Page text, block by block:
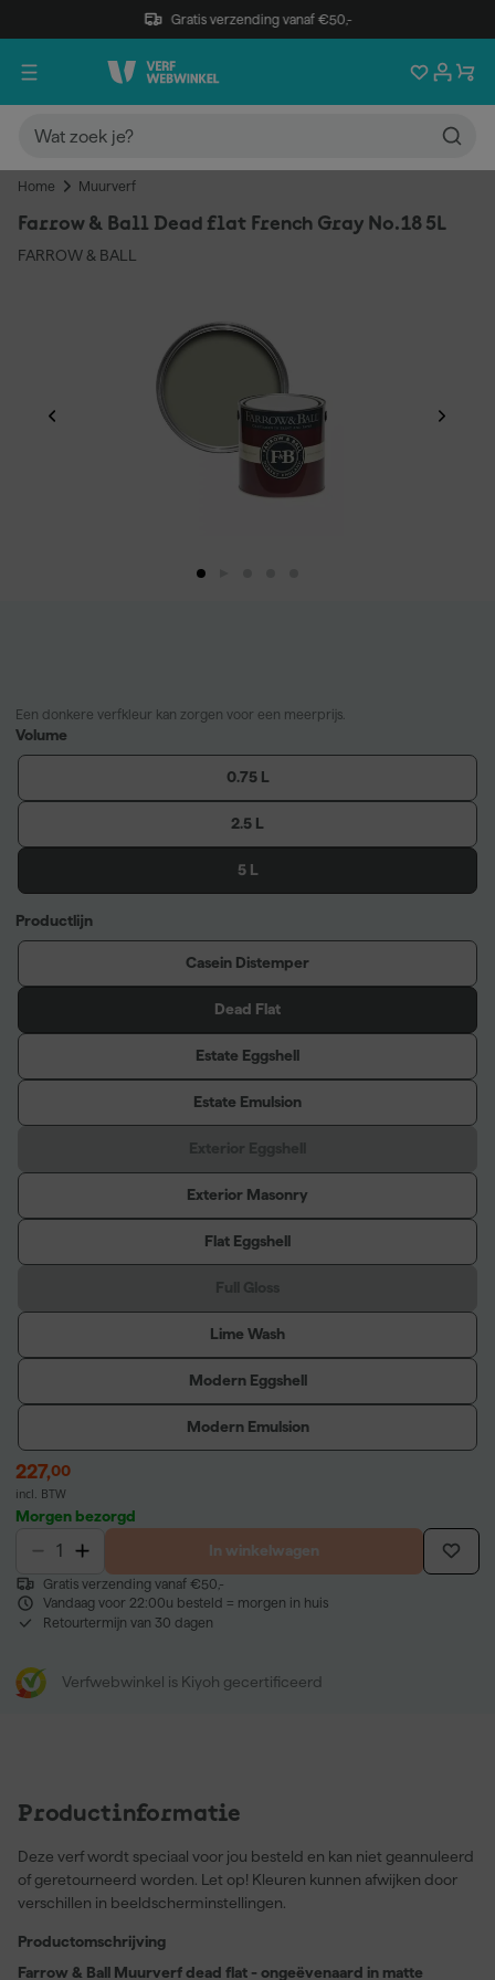
Gratis verzending vanaf €50,-
Home Muurverf
Farrow & Ball Dead flat French Gray No.18 5L
FARROW & BALL
Een donkere verfkleur kan zorgen voor een meerprijs.
Volume
0.75 L
2.5 L
5 L
Productlijn
Casein Distemper
Dead Flat
Estate Eggshell
Estate Emulsion
Exterior Masonry
Flat Eggshell
Lime Wash
Modern Eggshell
Modern Emulsion
227,00
incl. BTW
Morgen bezorgd
In winkelwagen
Gratis verzending vanaf €50,-
Vandaag voor 22:00u besteld = morgen in huis
Retourtermijn van 30 dagen
Verfwebwinkel is Kiyoh gecertificeerd
Productinformatie
Deze verf wordt speciaal voor jou besteld en kan niet geannuleerd
of geretourneerd worden. Let op! Kleuren kunnen afwijken door
verschillen in beeldscherminstellingen.
Productomschrijving
Farrow & Ball Muurverf dead flat - ongeëvenaard in matte